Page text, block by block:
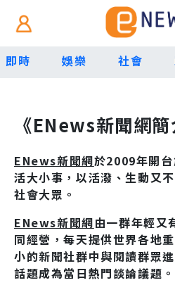
即時 娛樂 社會
《ENews新聞網簡
ENews新聞網於2009年開
活大小事，以活潑、生動又
社會大眾。
ENews新聞網由一群年輕又
同經營，每天提供世界各地
小的新聞社群中與閱讀群眾
話題成為當日熱門談論議題。